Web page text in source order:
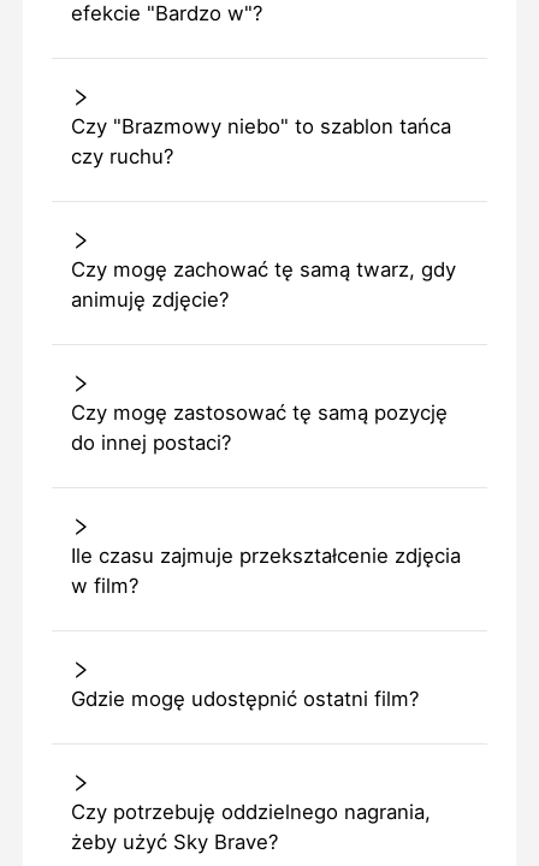
efekcie "Bardzo w"?
Czy "Brazmowy niebo" to szablon tańca
czy ruchu?
Czy mogę zachować tę samą twarz, gdy
animuję zdjęcie?
Czy mogę zastosować tę samą pozycję
do innej postaci?
Ile czasu zajmuje przekształcenie zdjęcia
w film?
Gdzie mogę udostępnić ostatni film?
Czy potrzebuję oddzielnego nagrania,
żeby użyć Sky Brave?